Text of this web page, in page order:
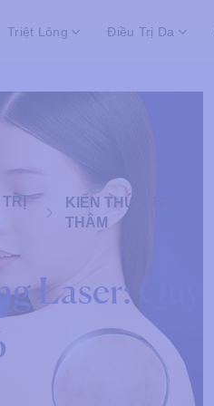
Triệt Lông Điều Trị Da
TRỊ
KIẾN THỨC TRỊ
THÂM
Laser: Quy